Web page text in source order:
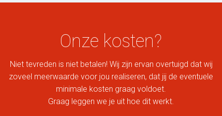
Onze kosten?
Niet tevreden is niet betalen! Wij zijn ervan overtuigd dat wij
zoveel meerwaarde voor jou realiseren, dat jij de eventuele
minimale kosten graag voldoet.
Graag leggen we je uit hoe dit werkt.